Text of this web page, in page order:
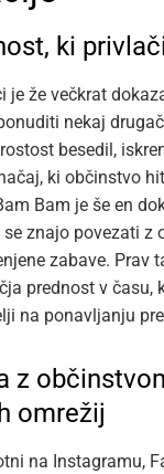
ki
je že večkrat
nekaj
besedil,
ki občinstvo
Bam je še en
znajo povezati z
zabave. Prav
prednost v času,
na ponavljanju
z
omrežij
na Instagramu,